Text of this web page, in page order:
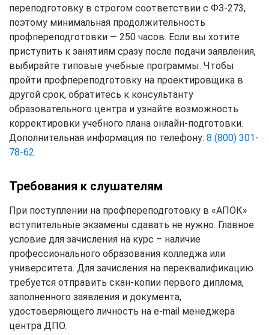
переподготовку в строгом соответствии с ФЗ-273,
поэтому минимальная продолжительность
профпереподготовки — 250 часов. Если вы хотите
приступить к занятиям сразу после подачи заявления,
выбирайте типовые учебные программы. Чтобы
пройти профпереподготовку на проектировщика в
другой срок, обратитесь к консультанту
образовательного центра и узнайте возможность
корректировки учебного плана онлайн-подготовки.
Дополнительная информация по телефону: 8 (800) 301-
78-62.
Требования к слушателям
При поступлении на профпереподготовку в «АПОК»
вступительные экзамены сдавать не нужно. Главное
условие для зачисления на курс – наличие
профессионального образования колледжа или
университета. Для зачисления на переквалификацию
требуется отправить скан-копии первого диплома,
заполненного заявления и документа,
удостоверяющего личность на e-mail менеджера
центра ДПО.